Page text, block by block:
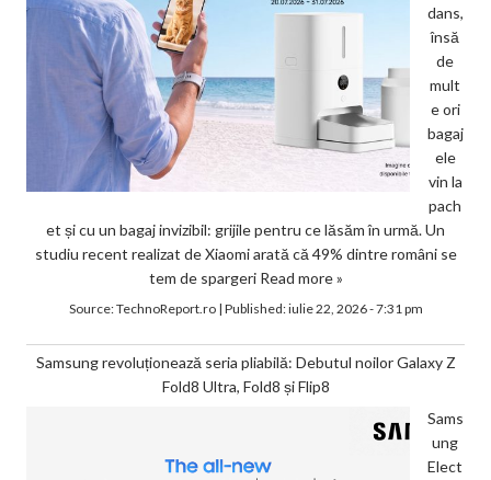
dans,
însă
de
mult
e ori
bagaj
ele
vin la
pach
et și cu un bagaj invizibil: grijile pentru ce lăsăm în urmă. Un
studiu recent realizat de Xiaomi arată că 49% dintre români se
tem de spargeri Read more »
Source:TechnoReport.ro| Published:iulie 22, 2026 - 7:31 pm
Samsung revoluționează seria pliabilă: Debutul noilor Galaxy Z
Fold8 Ultra, Fold8 și Flip8
Sams
ung
Elect